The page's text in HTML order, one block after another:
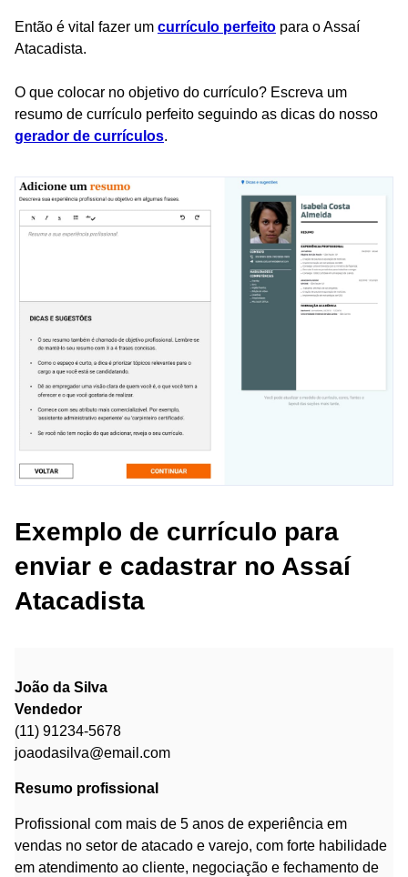
Então é vital fazer um currículo perfeito para o Assaí
Atacadista.
O que colocar no objetivo do currículo? Escreva um
resumo de currículo perfeito seguindo as dicas do nosso
gerador de currículos.
Exemplo de currículo para
enviar e cadastrar no Assaí
Atacadista
João da Silva
Vendedor
(11) 91234-5678
joaodasilva@email.com
Resumo profissional
Profissional com mais de 5 anos de experiência em
vendas no setor de atacado e varejo, com forte habilidade
em atendimento ao cliente, negociação e fechamento de